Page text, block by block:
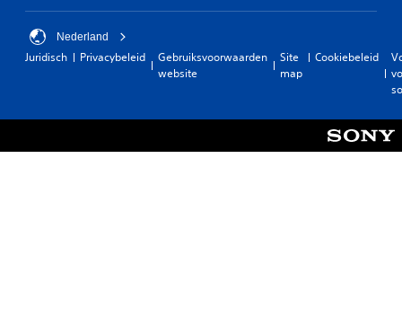
Nederland
Juridisch Privacybeleid
Gebruiksvoorwaarden
website
Site
map
Cookiebeleid